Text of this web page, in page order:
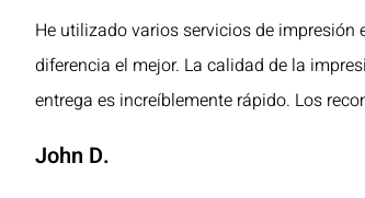
He utilizado varios servicios de impresión
diferencia el mejor. La calidad de la
entrega es increíblemente rápido. Los
John D.